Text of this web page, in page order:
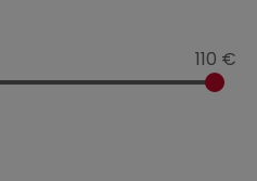
110 €